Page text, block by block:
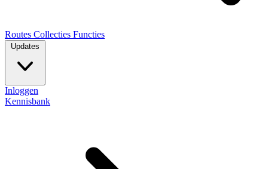
Routes Collecties Functies
Updates
Inloggen
Kennisbank